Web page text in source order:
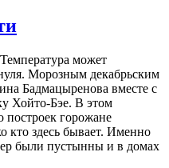
может
Морозным декабрьским
Бадмацыренова вместе с
Хойто-Бэе. В этом
построек горожане
кто здесь бывает. Именно
были пустынны и в домах